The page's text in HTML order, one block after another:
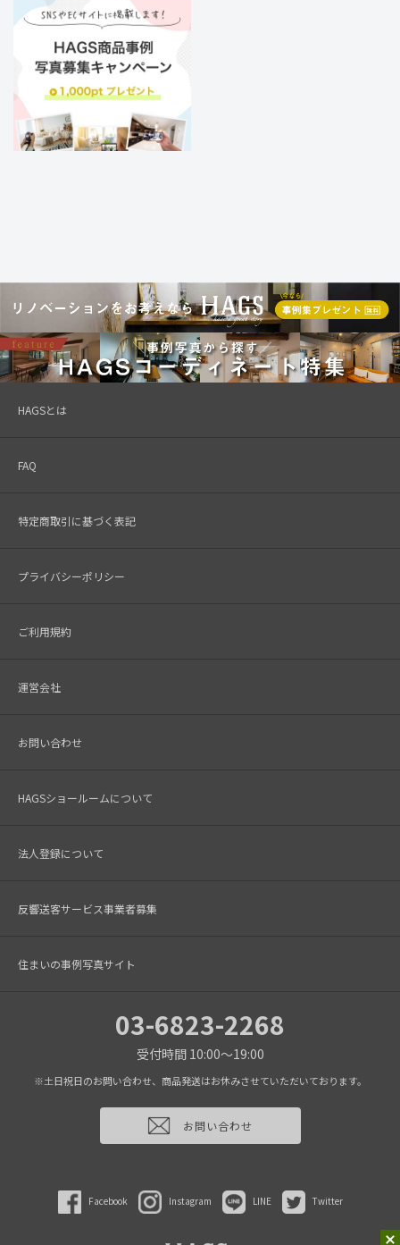
HAGSとは
FAQ
特定商取引に基づく表記
プライバシーポリシー
ご利用規約
運営会社
お問い合わせ
HAGSショールームについて
法人登録について
反響送客サービス事業者募集
住まいの事例写真サイト
03-6823-2268
受付時間 10:00～19:00
※土日祝日のお問い合わせ、商品発送はお休みさせていただいております。
お問い合わせ
Facebook Instagram LINE Twitter